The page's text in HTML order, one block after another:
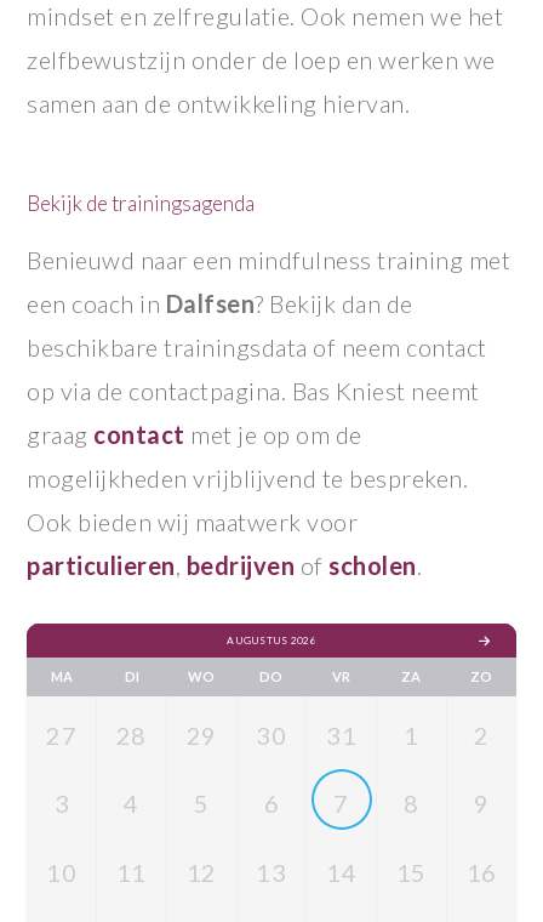
mindset en zelfregulatie. Ook nemen we het
zelfbewustzijn onder de loep en werken we
samen aan de ontwikkeling hiervan.
Bekijk de trainingsagenda
Benieuwd naar een mindfulness training met
een coach in Dalfsen? Bekijk dan de
beschikbare trainingsdata of neem contact
op via de contactpagina. Bas Kniest neemt
graag contact met je op om de
mogelijkheden vrijblijvend te bespreken.
Ook bieden wij maatwerk voor
particulieren, bedrijven ofscholen.
AUGUSTUS 2026
MA DI WO DO VR ZA ZO
27 28 29 30 31 1 2
3 4 5 6 7 8 9
10 11 12 13 14 15 16